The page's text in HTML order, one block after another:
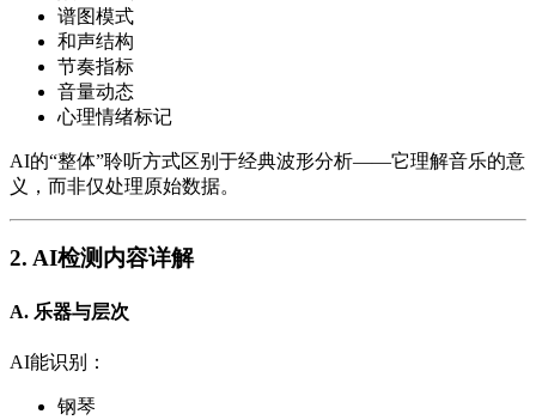
谱图模式
和声结构
节奏指标
音量动态
心理情绪标记
AI的“整体”聆听方式区别于经典波形分析——它理解音乐的意
义，而非仅处理原始数据。
2. AI检测内容详解
A. 乐器与层次
AI能识别：
钢琴